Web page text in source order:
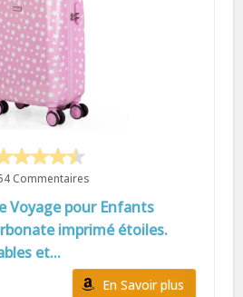
Commentaires
Voyage pour Enfants
imprimé étoiles.
et...
En Savoir plus